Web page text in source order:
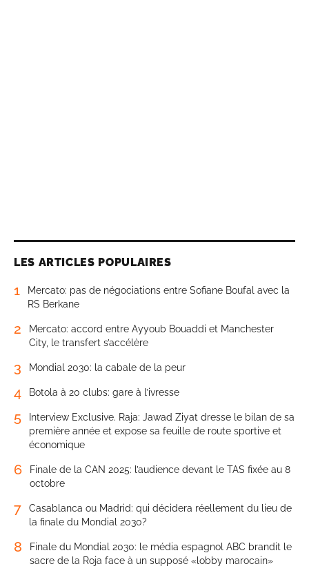
LES ARTICLES POPULAIRES
1
Mercato: pas de négociations entre Sofiane Boufal avec la
RS Berkane
2
Mercato: accord entre Ayyoub Bouaddi et Manchester
City, le transfert s’accélère
3 Mondial 2030: la cabale de la peur
4 Botola à 20 clubs: gare à l’ivresse
5
Interview Exclusive. Raja: Jawad Ziyat dresse le bilan de sa
première année et expose sa feuille de route sportive et
économique
6
Finale de la CAN 2025: l’audience devant le TAS fixée au 8
octobre
7
Casablanca ou Madrid: qui décidera réellement du lieu de
la finale du Mondial 2030?
8
Finale du Mondial 2030: le média espagnol ABC brandit le
sacre de la Roja face à un supposé «lobby marocain»